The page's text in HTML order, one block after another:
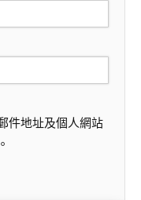
件地址及個人網站